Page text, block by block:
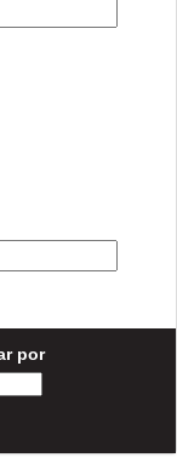
por